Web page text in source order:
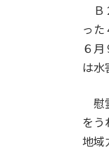
Ｂ
っ
６
は水
慰
をう
地域